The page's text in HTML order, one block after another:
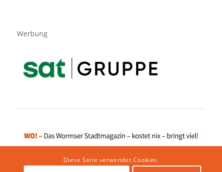
Werbung
Diese Seite verwendet Cookies.